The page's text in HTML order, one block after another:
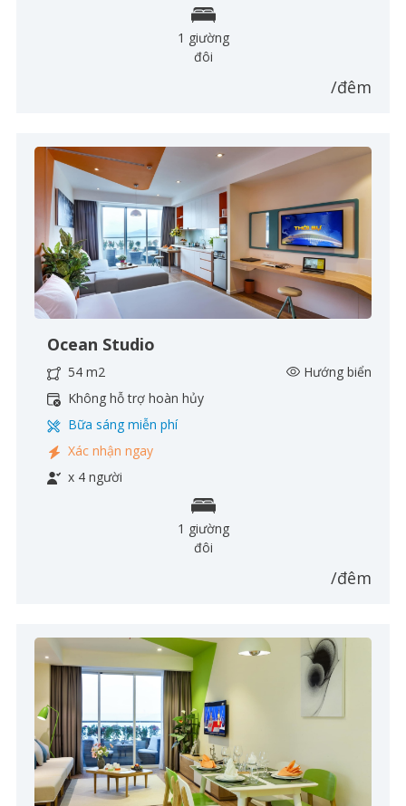
1 giường
đôi
/đêm
Ocean Studio
54 m2
Hướng biển
Không hỗ trợ hoàn hủy
Bữa sáng miễn phí
Xác nhận ngay
x 4 người
1 giường
đôi
/đêm